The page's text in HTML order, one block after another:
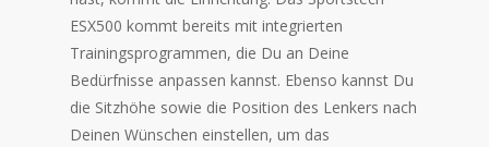
ESX500 kommt bereits mit integrierten
Trainingsprogrammen, die Du an Deine
Bedürfnisse anpassen kannst. Ebenso kannst Du
die Sitzhöhe sowie die Position des Lenkers nach
Deinen Wünschen einstellen, um das